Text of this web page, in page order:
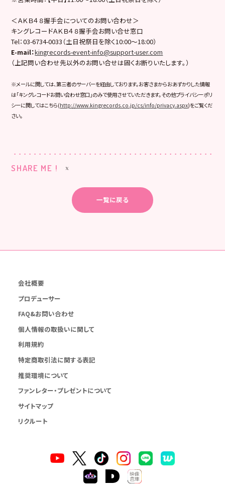
＜ＡＫＢ４８握手会についてのお問い合わせ＞
キングレコードＡＫＢ４８握手会お問い合せ窓口
Tel：03-6734-0033（土日祝祭日を除く10:00～18:00）
E-mail：kingrecords-event-info@support-user.com
（上記問い合わせ先以外のお問い合せは固くお断りいたします。）
※メールに関しては、第三者のサーバーを経由しております。お客さまからおあずかりした情報
は「キングレコードお問い合わせ窓口」のみで使用させていただきます。その他プライバシーポリ
シーに関してはこちら(http://www.kingrecords.co.jp/cs/info/privacy.aspx)をご覧くだ
さい。
SHARE ME !
一覧に戻る
会社概要
プロデューサー
FAQ&お問い合わせ
個人情報の取扱いに関して
利用規約
特定商取引法に関する表記
推奨環境について
ファンレター・プレゼントについて
サイトマップ
リクルート